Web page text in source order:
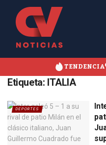
TENDENCIA
Etiqueta: ITALIA
DEPORTES